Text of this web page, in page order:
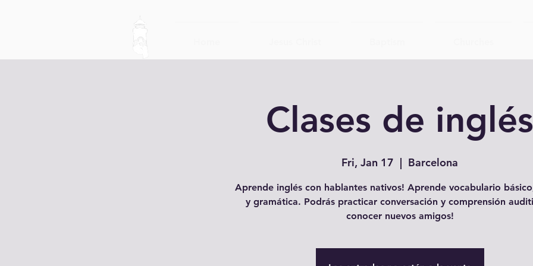
Clases de inglés
Fri, Jan 17
  |
Barcelona
Aprende inglés con hablantes nativos! Aprende vocabulario
y gramática. Podrás practicar conversación y comprensión
conocer nuevos amigos!